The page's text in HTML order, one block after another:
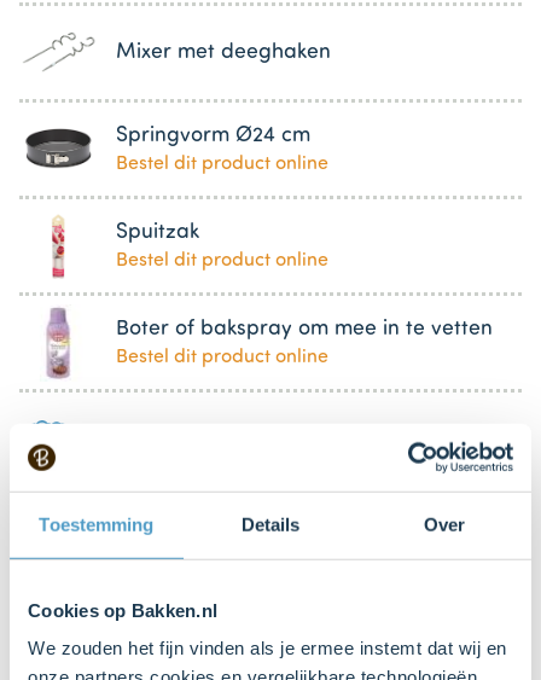
Toestemming Details Over
Cookies op Bakken.nl
We zouden het fijn vinden als je ermee instemt dat wij en
Mixer met deeghaken
Springvorm Ø24 cm
Bestel dit product online
Spuitzak
Bestel dit product online
Boter of bakspray om mee in te vetten
Bestel dit product online
Uitsteekvormpje van +- 15 centimeter
Bestel gemakkelijk en snel je bakproducten